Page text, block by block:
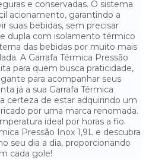
PRETA TERMOLAR - 1,8 LITROS
- 1 LITRO
- 3 LITROS
- 5 LITROS
- 10 LITROS
PARA CAFÉ - 6 UNIDADES
e conservadas. O sistema
acionamento, garantindo a
suas bebidas, sem precisar
dupla com isolamento térmico
das bebidas por muito mais
A Garrafa Térmica Pressão
para quem busca praticidade,
para acompanhar seus
já a sua Garrafa Térmica
certeza de estar adquirindo um
por uma marca renomada.
ideal por horas a fio.
Pressão Inox 1,9L e descubra
seu dia a dia, proporcionando
cada gole!